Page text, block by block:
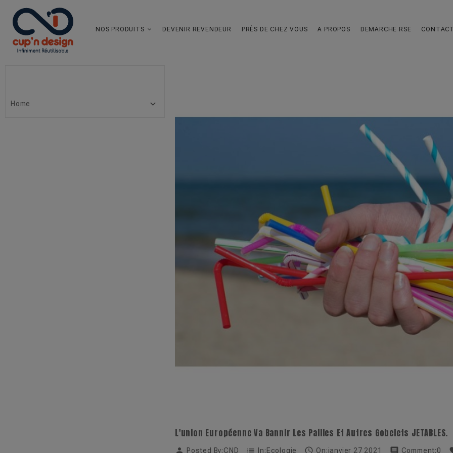
NOS PRODUITS DEVENIR REVENDEUR PRÈS DE CHEZ VOUS A PROPOS DEMARCHE RSE CONTACT
Home 
L'union Européenne Va Bannir Les Pailles Et Autres Gobelets JETABLES.
person Posted By:CND list In: Ecologie  On:janvier 27 2021 comment Comment:0